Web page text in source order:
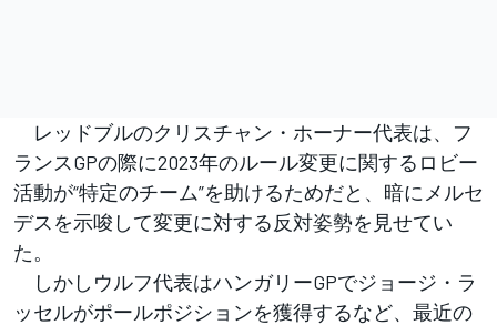
レッドブルのクリスチャン・ホーナー代表は、フ
ランスGPの際に2023年のルール変更に関するロビー
活動が“特定のチーム”を助けるためだと、暗にメルセ
デスを示唆して変更に対する反対姿勢を見せてい
た。
しかしウルフ代表はハンガリーGPでジョージ・ラ
ッセルがポールポジションを獲得するなど、最近の